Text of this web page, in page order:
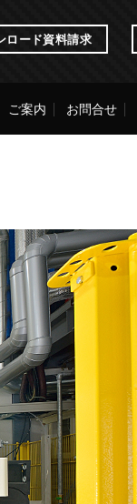
ロード資料請求
ご案内 お問合せ